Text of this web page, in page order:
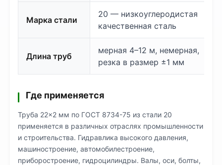
Марка стали
20 — низкоуглеродистая
качественная сталь
Длина труб
мерная 4–12 м, немерная,
резка в размер ±1 мм
Где применяется
Труба 22×2 мм по ГОСТ 8734-75 из стали 20
применяется в различных отраслях промышленности
и строительства. Гидравлика высокого давления,
машиностроение, автомобилестроение,
приборостроение, гидроцилиндры. Валы, оси, болты,